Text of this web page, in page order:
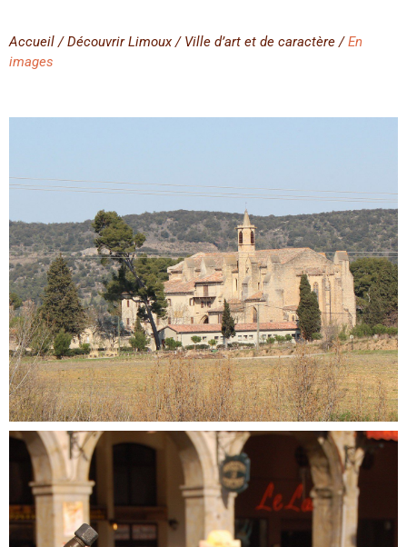
Accueil / Découvrir Limoux / Ville d’art et de caractère /En
images